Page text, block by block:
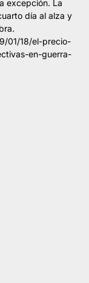
excepción. La
día al alza y
01/18/el-precio-
en-guerra-